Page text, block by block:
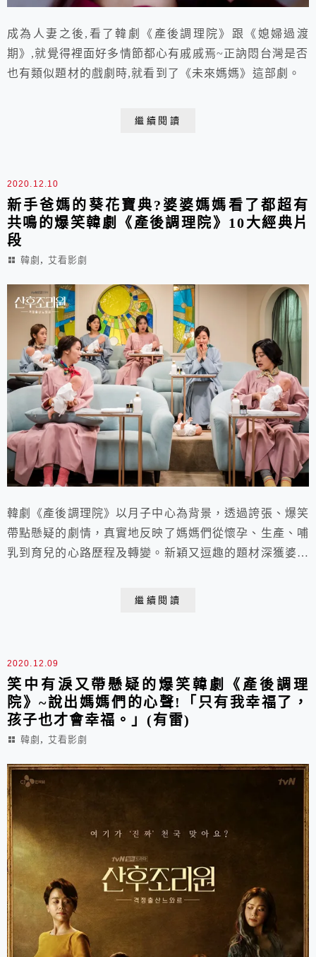
成為人妻之後,看了韓劇《產後調理院》跟《媳婦過渡
期》,就覺得裡面好多情節都心有戚戚焉~正訥悶台灣是否
也有類似題材的戲劇時,就看到了《未來媽媽》這部劇。
繼續閱讀
2020.12.10
新手爸媽的葵花寶典?婆婆媽媽看了都超有
共鳴的爆笑韓劇《產後調理院》10大經典片
段
韓劇 , 艾看影劇
韓劇《產後調理院》以月子中心為背景，透過誇張、爆笑
帶點懸疑的劇情，真實地反映了媽媽們從懷孕、生產、哺
乳到育兒的心路歷程及轉變。新穎又逗趣的題材深獲婆婆
繼續閱讀
2020.12.09
笑中有淚又帶懸疑的爆笑韓劇《產後調理
院》~說出媽媽們的心聲!「只有我幸福了，
孩子也才會幸福。」(有雷)
韓劇 , 艾看影劇